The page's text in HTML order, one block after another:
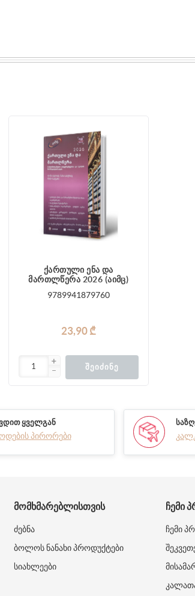
ქართული ენა და
მართლწერა 2026 (აიმც)
9789941879760
23,90 ₾
ᲨᲔᲘᲫᲘᲜᲔ
ᲧᲕᲔᲚᲒᲐᲜ
პირორები
ᲛᲝᲛᲮᲛᲐᲠᲔᲑᲚᲘᲡᲗᲕᲘᲡ
ძებნა
ბოლოს ნანახი პროდუქტები
სიახლეები
ᲩᲔᲛᲘ
ჩემი